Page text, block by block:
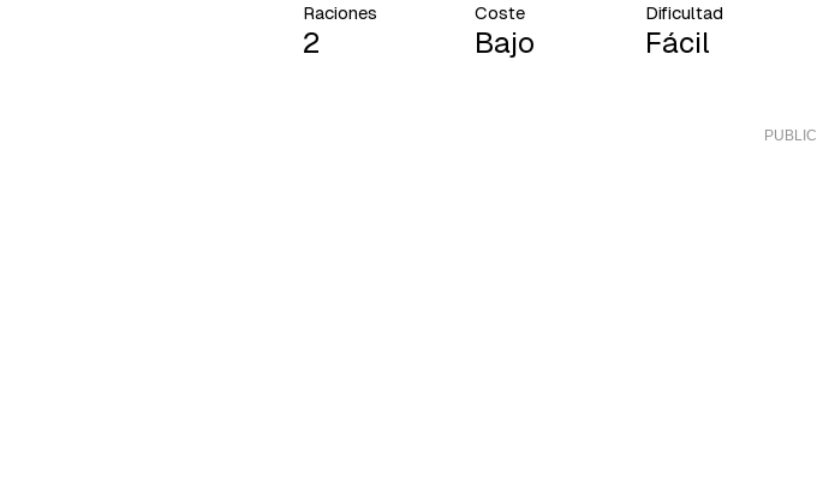
Raciones
2
Coste
Bajo
Dificultad
Fácil